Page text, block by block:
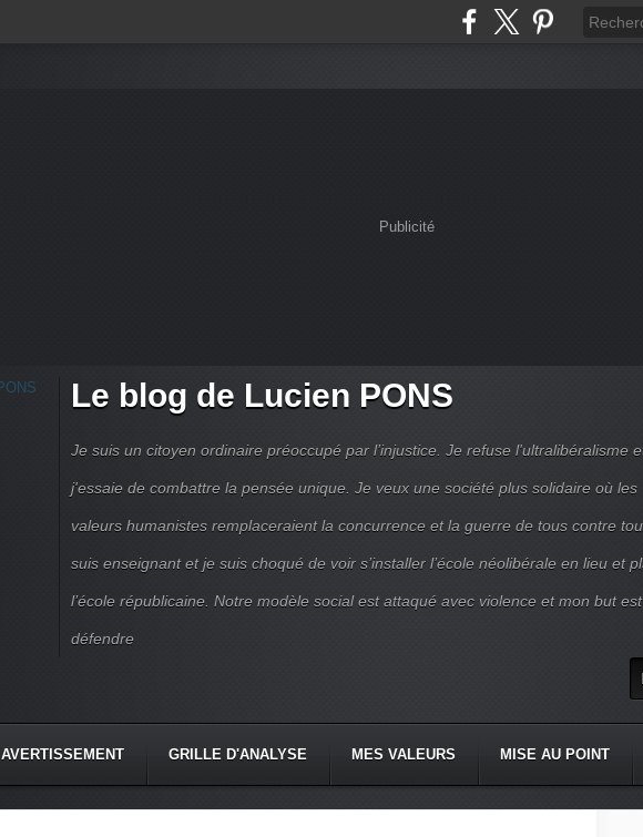
Publicité
Le blog de Lucien PONS
Je suis un citoyen ordinaire préoccupé par l’injustice. Je refuse l'ultralibéralisme
j'essaie de combattre la pensée unique. Je veux une société plus solidaire où les
valeurs humanistes remplaceraient la concurrence et la guerre de tous contre
suis enseignant et je suis choqué de voir s’installer l’école néolibérale en lieu et
l’école républicaine. Notre modèle social est attaqué avec violence et mon but
défendre
AVERTISSEMENT GRILLE D'ANALYSE MES VALEURS MISE AU POINT